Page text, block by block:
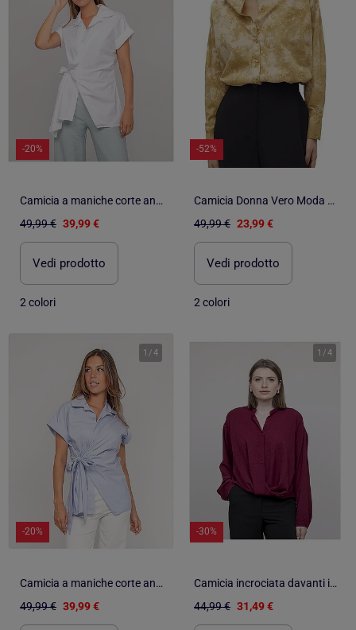
-20%
Camicia a maniche corte annodata sul lato OMERVA
49,99 € 39,99 €
Vedi prodotto
2 colori
-52%
Camicia Donna Vero Moda Color
49,99 € 23,99 €
Vedi prodotto
2 colori
1 /4
-20%
Camicia a maniche corte annodata sul lato OMERVA
49,99 € 39,99 €
1 /4
-30%
Camicia incrociata davanti in basso ODACRE
44,99 € 31,49 €